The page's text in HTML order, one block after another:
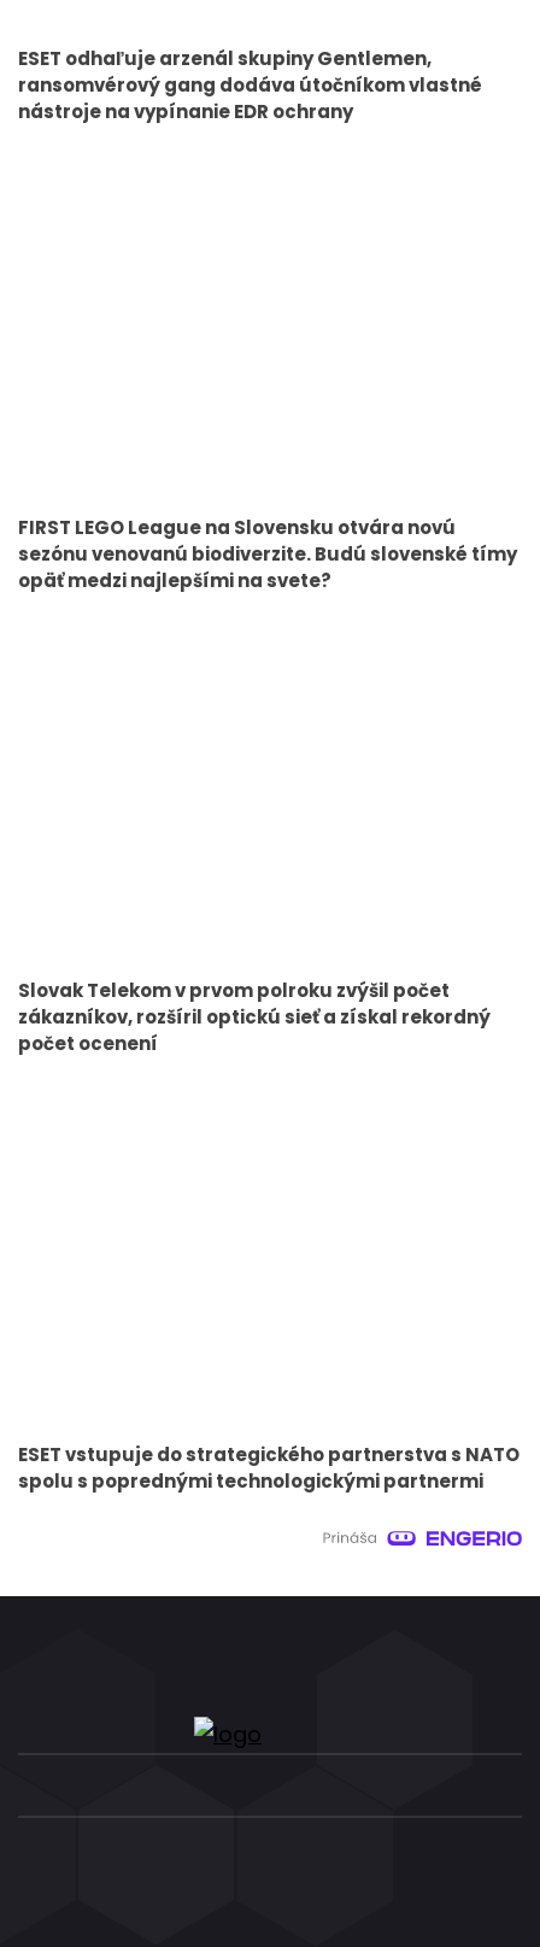
ESET odhaľuje arzenál skupiny Gentlemen,
ransomvérový gang dodáva útočníkom vlastné
nástroje na vypínanie EDR ochrany
FIRST LEGO League na Slovensku otvára novú
sezónu venovanú biodiverzite. Budú slovenské tímy
opäť medzi najlepšími na svete?
Slovak Telekom v prvom polroku zvýšil počet
zákazníkov, rozšíril optickú sieť a získal rekordný
počet ocenení
ESET vstupuje do strategického partnerstva s NATO
spolu s poprednými technologickými partnermi